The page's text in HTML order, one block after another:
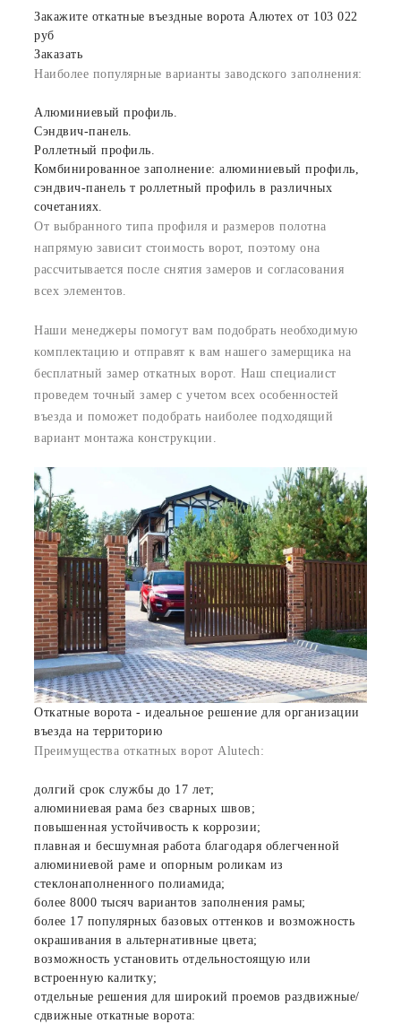
Закажите откатные въездные ворота Алютех от 103 022
руб
Заказать
Наиболее популярные варианты заводского заполнения:
Алюминиевый профиль.
Сэндвич-панель.
Роллетный профиль.
Комбинированное заполнение: алюминиевый профиль,
сэндвич-панель т роллетный профиль в различных
сочетаниях.
От выбранного типа профиля и размеров полотна
напрямую зависит стоимость ворот, поэтому она
рассчитывается после снятия замеров и согласования
всех элементов.
Наши менеджеры помогут вам подобрать необходимую
комплектацию и отправят к вам нашего замерщика на
бесплатный замер откатных ворот. Наш специалист
проведем точный замер с учетом всех особенностей
въезда и поможет подобрать наиболее подходящий
вариант монтажа конструкции.
Откатные ворота - идеальное решение для организации
въезда на территорию
Преимущества откатных ворот Alutech:
долгий срок службы до 17 лет;
алюминиевая рама без сварных швов;
повышенная устойчивость к коррозии;
плавная и бесшумная работа благодаря облегченной
алюминиевой раме и опорным роликам из
стеклонаполненного полиамида;
более 8000 тысяч вариантов заполнения рамы;
более 17 популярных базовых оттенков и возможность
окрашивания в альтернативные цвета;
возможность установить отдельностоящую или
встроенную калитку;
отдельные решения для широкий проемов раздвижные/
сдвижные откатные ворота: